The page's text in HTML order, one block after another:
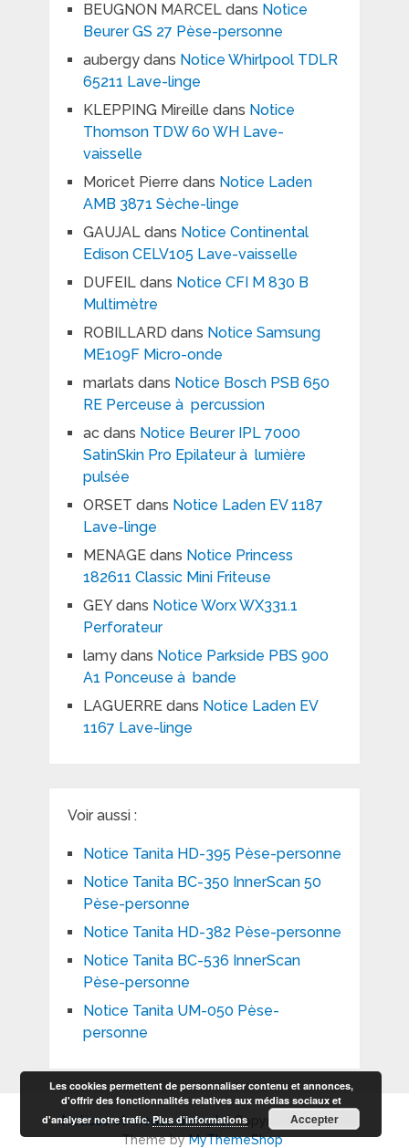
BEUGNON MARCELdans Notice
Beurer GS 27 Pèse-personne
aubergydans Notice Whirlpool TDLR
65211 Lave-linge
KLEPPING Mireille dans Notice
Thomson TDW 60 WH Lave-
vaisselle
Moricet Pierre dans Notice Laden
AMB 3871 Sèche-linge
GAUJALdans Notice Continental
Edison CELV105 Lave-vaisselle
DUFEILdans Notice CFI M 830 B
Multimètre
ROBILLARD dans Notice Samsung
ME109F Micro-onde
marlats dans Notice Bosch PSB 650
RE Perceuse à percussion
acdans Notice Beurer IPL 7000
SatinSkin Pro Epilateur à lumière
pulsée
ORSET dans Notice Laden EV 1187
Lave-linge
MENAGEdans Notice Princess
182611 Classic Mini Friteuse
GEYdans Notice Worx WX331.1
Perforateur
lamydans Notice Parkside PBS 900
A1 Ponceuse à bande
LAGUERREdans Notice Laden EV
1167 Lave-linge
Voir aussi :
Notice Tanita HD-395 Pèse-personne
Notice Tanita BC-350 InnerScan 50
Pèse-personne
Notice Tanita HD-382 Pèse-personne
Notice Tanita BC-536 InnerScan
Pèse-personne
Notice Tanita UM-050 Pèse-
personne
Notices et modes d'emploiCopyright © 2026.
Theme byMyThemeShop
Les cookies permettent de personnaliser contenu et annonces,
d'offrir des fonctionnalités relatives aux médias sociaux et
d'analyser notre trafic.Plus d’informations Accepter